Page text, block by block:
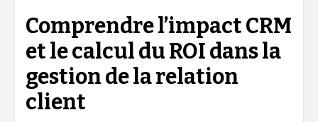
Comprendre l’impact CRM
et le calcul du ROI dans la
gestion de la relation
client